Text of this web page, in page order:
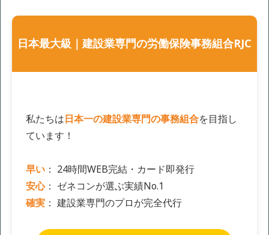
日本最大級｜建設業専門の労働保険事務組合RJC
私たちは日本一の建設業専門の事務組合を目指し
ています！
早い： 24時間WEB完結・カード即発行
安心： ゼネコンが選ぶ実績No.1
確実： 建設業専門のプロが完全代行